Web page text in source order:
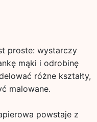
proste: wystarczy
mąki i odrobinę
różne kształty,
malowane.
powstaje z